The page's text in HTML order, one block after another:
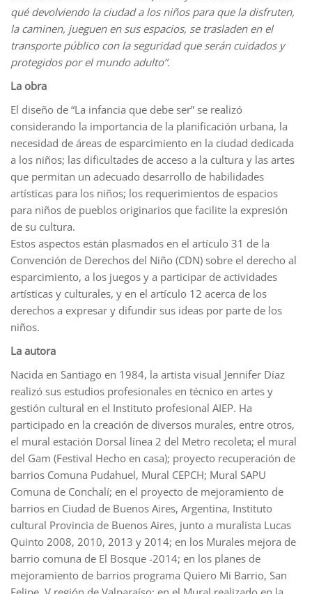
qué devolviendo la ciudad a los niños para que la disfruten,
la caminen, jueguen en sus espacios, se trasladen en el
transporte público con la seguridad que serán cuidados y
protegidos por el mundo adulto”.
La obra
El diseño de “La infancia que debe ser” se realizó
considerando la importancia de la planificación urbana, la
necesidad de áreas de esparcimiento en la ciudad dedicada
a los niños; las dificultades de acceso a la cultura y las artes
que permitan un adecuado desarrollo de habilidades
artísticas para los niños; los requerimientos de espacios
para niños de pueblos originarios que facilite la expresión
de su cultura.
Estos aspectos están plasmados en el artículo 31 de la
Convención de Derechos del Niño (CDN) sobre el derecho al
esparcimiento, a los juegos y a participar de actividades
artísticas y culturales, y en el artículo 12 acerca de los
derechos a expresar y difundir sus ideas por parte de los
niños.
La autora
Nacida en Santiago en 1984, la artista visual Jennifer Díaz
realizó sus estudios profesionales en técnico en artes y
gestión cultural en el Instituto profesional AIEP. Ha
participado en la creación de diversos murales, entre otros,
el mural estación Dorsal línea 2 del Metro recoleta; el mural
del Gam (Festival Hecho en casa); proyecto recuperación de
barrios Comuna Pudahuel, Mural CEPCH; Mural SAPU
Comuna de Conchalí; en el proyecto de mejoramiento de
barrios en Ciudad de Buenos Aires, Argentina, Instituto
cultural Provincia de Buenos Aires, junto a muralista Lucas
Quinto 2008, 2010, 2013 y 2014; en los Murales mejora de
barrio comuna de El Bosque -2014; en los planes de
mejoramiento de barrios programa Quiero Mi Barrio, San